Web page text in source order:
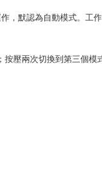
，默認為自動模式。工
壓兩次切換到第三個模